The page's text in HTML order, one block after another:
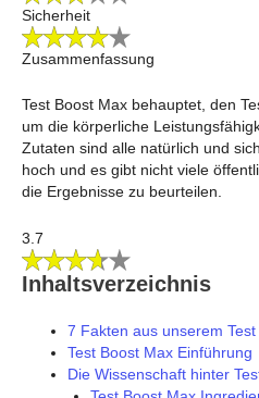
Sicherheit
Zusammenfassung
Test Boost Max behauptet, den
um die körperliche
Zutaten sind alle natürlich und
hoch und es gibt nicht viele
die Ergebnisse zu beurteilen.
3.7
Inhaltsverzeichnis
7 Fakten aus unserem
Test Boost Max Einführung
Die Wissenschaft hinter